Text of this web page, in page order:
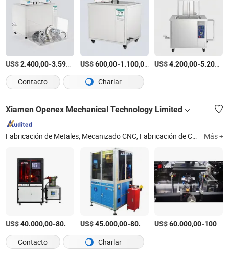
US$2.400,00-3.590,00 /Pieza
US$600,00-1.100,00 /Pieza
US$4.200,00-5.200,00
Contacto
Charlar
Xiamen Openex Mechanical Technology Limited
Fabricación de Metales, Mecanizado CNC, Fabricación de Chapa Metálica, Placa de Tubo, Fundición de Aluminio, Fundición de Acero, Piezas Metálicas, Piezas de Maquinaria, Componentes Industriales, Máquina de Inspección Óptica Más +
US$40.000,00-80.000,00 /Set
US$45.000,00-80.000,00 /Set
US$60.000,00-100.000,00
Contacto Charlar